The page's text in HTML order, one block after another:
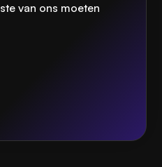
van ons moeten